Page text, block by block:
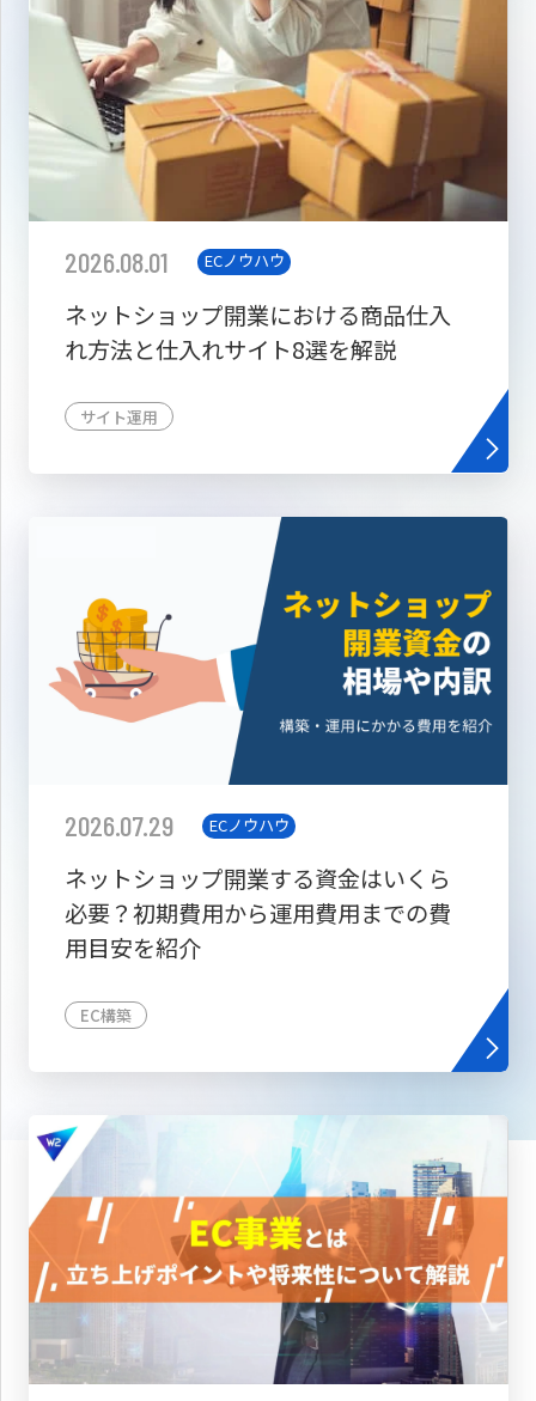
2026.08.01 ECノウハウ
ネットショップ開業における商品仕入
れ方法と仕入れサイト8選を解説
サイト運用
2026.07.29 ECノウハウ
ネットショップ開業する資金はいくら
必要？初期費用から運用費用までの費
用目安を紹介
EC構築